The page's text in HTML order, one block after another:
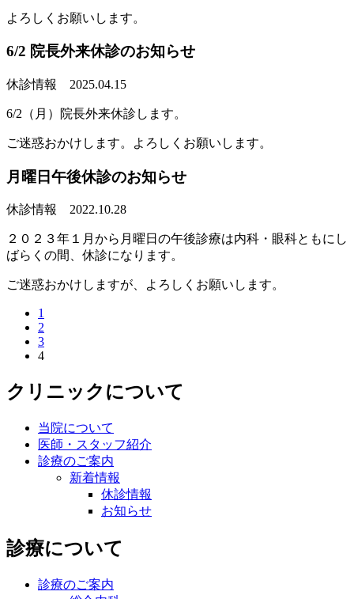
よろしくお願いします。
6/2 院長外来休診のお知らせ
休診情報 2025.04.15
6/2（月）院長外来休診します。
ご迷惑おかけします。よろしくお願いします。
月曜日午後休診のお知らせ
休診情報 2022.10.28
２０２３年１月から月曜日の午後診療は内科・眼科ともにし
ばらくの間、休診になります。
ご迷惑おかけしますが、よろしくお願いします。
1
2
3
4
クリニックについて
当院について
医師・スタッフ紹介
診療のご案内
新着情報
休診情報
お知らせ
診療について
診療のご案内